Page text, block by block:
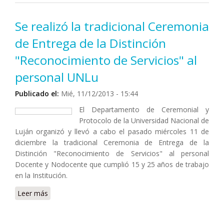
Se realizó la tradicional Ceremonia
de Entrega de la Distinción
"Reconocimiento de Servicios" al
personal UNLu
Publicado el: Mié, 11/12/2013 - 15:44
El Departamento de Ceremonial y
Protocolo de la Universidad Nacional de
Luján organizó y llevó a cabo el pasado miércoles 11 de
diciembre la tradicional Ceremonia de Entrega de la
Distinción "Reconocimiento de Servicios" al personal
Docente y Nodocente que cumplió 15 y 25 años de trabajo
en la Institución.
Leer más